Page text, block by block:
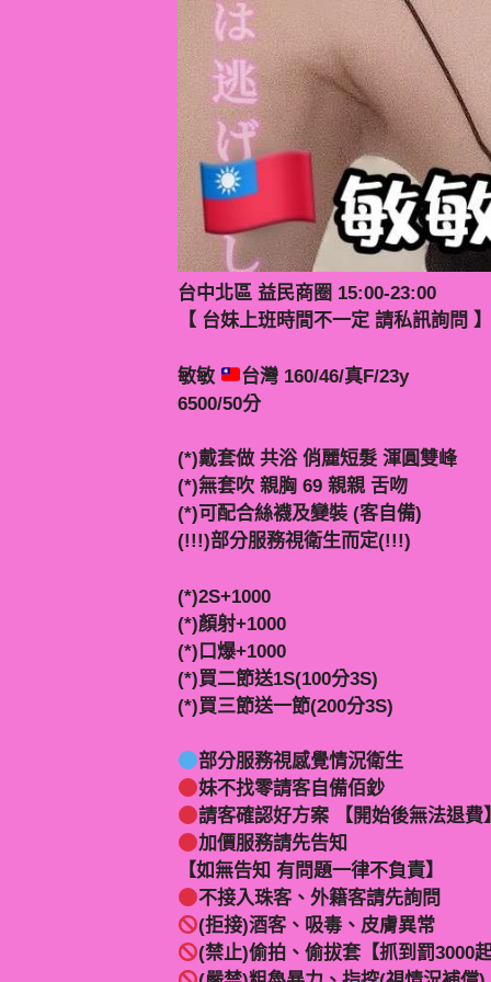
台中北區 益民商圈 15:00-23:00
【 台妹上班時間不一定 請私訊詢問 】
敏敏
台灣 160/46/真F/23y
6500/50分
(*)戴套做 共浴 俏麗短髮 渾圓雙峰
(*)無套吹 親胸 69 親親 舌吻
(*)可配合絲襪及變裝 (客自備)
(!!!)部分服務視衛生而定(!!!)
(*)2S+1000
(*)顏射+1000
(*)口爆+1000
(*)買二節送1S(100分3S)
(*)買三節送一節(200分3S)
部分服務視感覺情況衛生
妹不找零請客自備佰鈔
請客確認好方案 【開始後無法退費
加價服務請先告知
【如無告知 有問題一律不負責】
不接入珠客、外籍客請先詢問
(拒接)酒客、吸毒、皮膚異常
(禁止)偷拍、偷拔套【抓到罰3000